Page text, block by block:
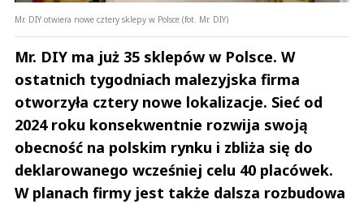
Mr. DIY otwiera nowe cztery sklepy w Polsce (fot. Mr. DIY)
Mr. DIY ma już 35 sklepów w Polsce. W
ostatnich tygodniach malezyjska firma
otworzyła cztery nowe lokalizacje. Sieć od
2024 roku konsekwentnie rozwija swoją
obecność na polskim rynku i zbliża się do
deklarowanego wcześniej celu 40 placówek.
W planach firmy jest także dalsza rozbudowa